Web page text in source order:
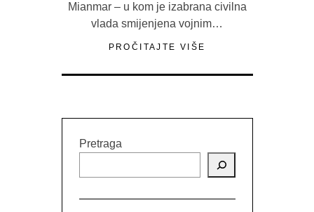
Mianmar – u kom je izabrana civilna
vlada smijenjena vojnim…
PROČITAJTE VIŠE
Pretraga